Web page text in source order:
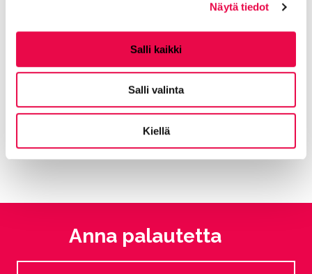
Näytä tiedot
Salli kaikki
Salli valinta
Kiellä
Kategorioiden arkisto:Tiedotteet
Aihealueet:Opi ja kasvata,Elä ja voi hyvin
Kansalaisopisto ,Hyvinvointi
Osallisuus,Taidekoulu
Ajankohtaista
Anna palautetta